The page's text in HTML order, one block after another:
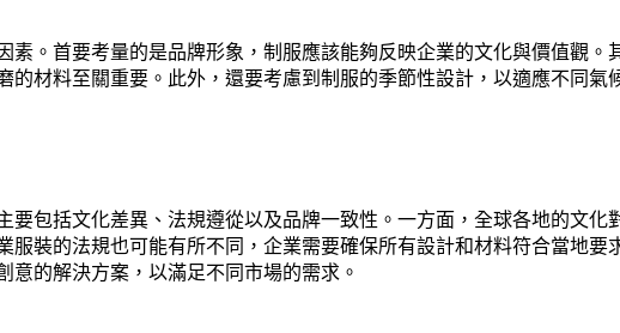
素。首要考量的是品牌形象，制服應該能夠反映企業的文化與價值觀
的材料至關重要。此外，還要考慮到制服的季節性設計，以適應不同
要包括文化差異、法規遵從以及品牌一致性。一方面，全球各地的文
服裝的法規也可能有所不同，企業需要確保所有設計和材料符合當地
的解決方案，以滿足不同市場的需求。